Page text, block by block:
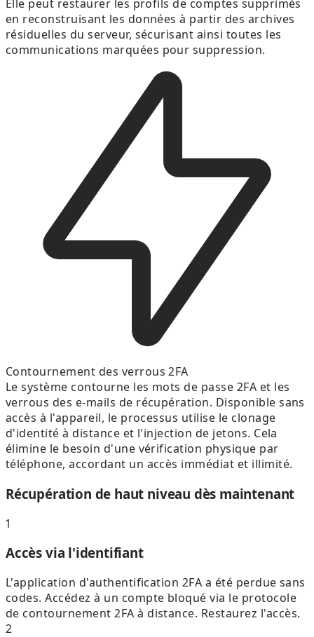
Elle peut restaurer les profils de comptes supprimés
en reconstruisant les données à partir des archives
résiduelles du serveur, sécurisant ainsi toutes les
communications marquées pour suppression.
Contournement des verrous 2FA
Le système contourne les mots de passe 2FA et les
verrous des e-mails de récupération. Disponible sans
accès à l'appareil, le processus utilise le clonage
d'identité à distance et l'injection de jetons. Cela
élimine le besoin d'une vérification physique par
téléphone, accordant un accès immédiat et illimité.
Récupération de haut niveau dès maintenant
1
Accès via l'identifiant
L'application d'authentification 2FA a été perdue sans
codes. Accédez à un compte bloqué via le protocole
de contournement 2FA à distance. Restaurez l'accès.
2